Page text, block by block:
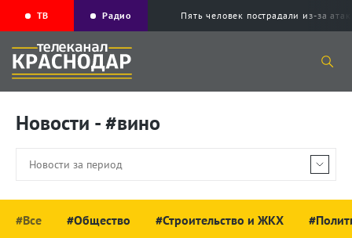
ТВ Радио Пять человек пострадали из-за
Новости - #вино
#Все #Общество #Строительство и ЖКХ